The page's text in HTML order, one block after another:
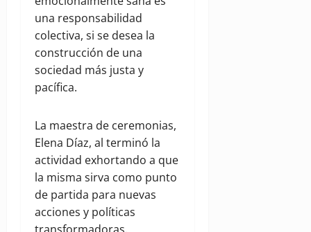
una responsabilidad
colectiva, si se desea la
construcción de una
sociedad más justa y
pacífica.
La maestra de ceremonias,
Elena Díaz, al terminó la
actividad exhortando a que
la misma sirva como punto
de partida para nuevas
acciones y políticas